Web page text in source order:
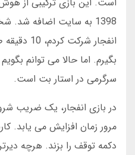
1398 به سایت اضافه شد.
انفجار
بگیرم. اما حالا می توانم
سرگرمی در استار بت است.
مرور زمان افزایش می یابد.
دکمه توقف را بزند. هرچه